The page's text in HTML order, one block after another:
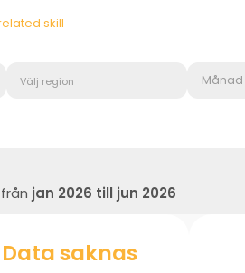
skill
Välj region Månad
jan 2026 till jun 2026
Data saknas